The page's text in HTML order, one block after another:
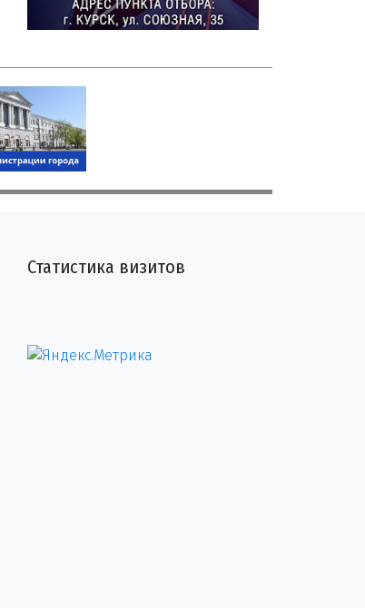
Статистика визитов